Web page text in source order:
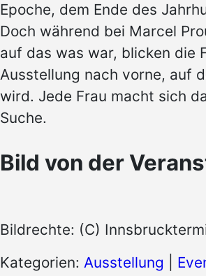
Epoche, dem Ende des
Doch während bei Marcel
auf das was war, blicken die
Ausstellung nach vorne, auf
wird. Jede Frau macht sich
Suche.
Bild von der
Bildrechte: (C)
Kategorien: Ausstellung